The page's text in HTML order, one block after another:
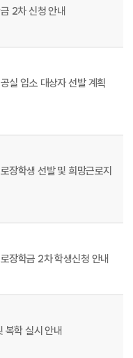
2차 신청 안내
실 입소 대상자 선발 계획
장학생 선발 및 희망근로지
장학금 2차 학생신청 안내
학 실시 안내